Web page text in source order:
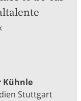
Kühnle
Stuttgart